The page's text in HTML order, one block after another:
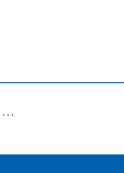
人類の生存環境を創る！